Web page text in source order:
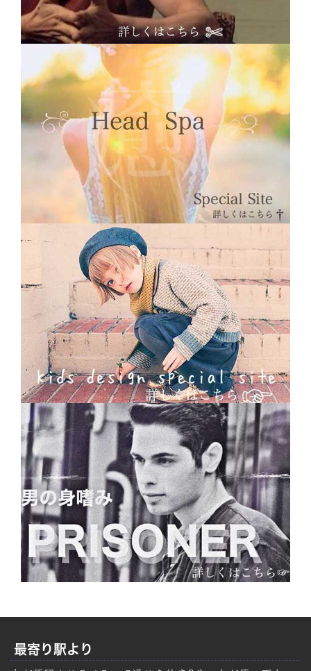
最寄り駅より